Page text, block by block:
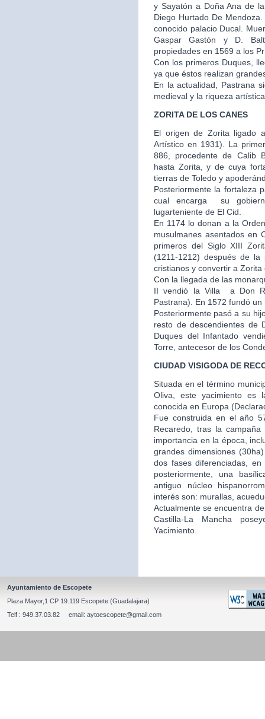
y Sayatón a Doña Ana de
Diego Hurtado De
conocido palacio Ducal.
Gaspar Gastón y D.
propiedades en 1569 a los
Con los primeros Duques,
ya que éstos realizan
En la actualidad, Pastrana
medieval y la riqueza
ZORITA DE LOS CANES
El origen de Zorita ligado
Artístico en 1931). La
886, procedente de Calib
hasta Zorita, y de cuya
tierras de Toledo y
Posteriormente la fortaleza
cual encarga su
lugarteniente de El Cid.
En 1174 lo donan a la
musulmanes asentados en
primeros del Siglo XIII
(1211-1212) después de
cristianos y convertir a
Con la llegada de las
II vendió la Villa a Don
Pastrana). En 1572 fundó
Posteriormente pasó a su
resto de descendientes de
Duques del Infantado
Torre, antecesor de los
CIUDAD VISIGODA DE
Situada en el término
Oliva, este yacimiento es
conocida en Europa
Fue construida en el año
Recaredo, tras la
importancia en la época,
grandes dimensiones
dos fases diferenciadas,
posteriormente, una
antiguo núcleo
interés son: murallas,
Actualmente se encuentra
Castilla-La Mancha
Yacimiento.
Ayuntamiento de Escopete
Plaza Mayor,1 CP 19.119 Escopete (Guadalajara)
Telf : 949.37.03.82 email: aytoescopete@gmail.com